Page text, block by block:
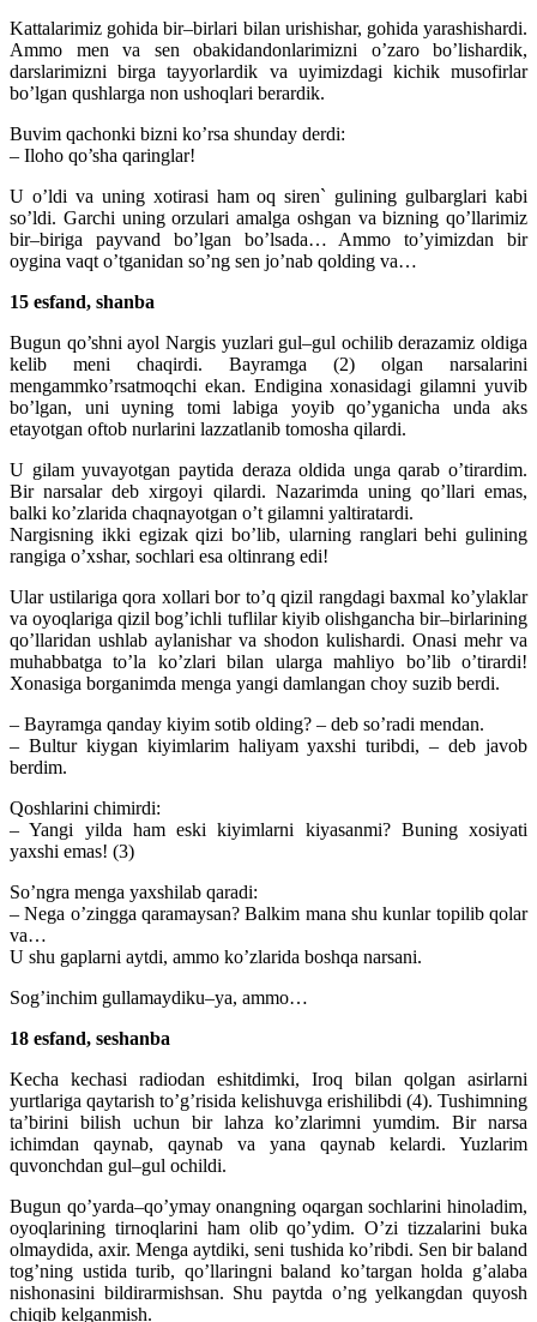
Kattalarimiz gohida bir–birlari bilan urishishar, gohida yarashishardi.
Ammo men va sen obakidandonlarimizni o’zaro bo’lishardik,
darslarimizni birga tayyorlardik va uyimizdagi kichik musofirlar
bo’lgan qushlarga non ushoqlari berardik.
Buvim qachonki bizni ko’rsa shunday derdi:
– Iloho qo’sha qaringlar!
U o’ldi va uning xotirasi ham oq siren` gulining gulbarglari kabi
so’ldi. Garchi uning orzulari amalga oshgan va bizning qo’llarimiz
bir–biriga payvand bo’lgan bo’lsada… Ammo to’yimizdan bir
oygina vaqt o’tganidan so’ng sen jo’nab qolding va…
15 esfand, shanba
Bugun qo’shni ayol Nargis yuzlari gul–gul ochilib derazamiz oldiga
kelib meni chaqirdi. Bayramga (2) olgan narsalarini
mengammko’rsatmoqchi ekan. Endigina xonasidagi gilamni yuvib
bo’lgan, uni uyning tomi labiga yoyib qo’yganicha unda aks
etayotgan oftob nurlarini lazzatlanib tomosha qilardi.
U gilam yuvayotgan paytida deraza oldida unga qarab o’tirardim.
Bir narsalar deb xirgoyi qilardi. Nazarimda uning qo’llari emas,
balki ko’zlarida chaqnayotgan o’t gilamni yaltiratardi.
Nargisning ikki egizak qizi bo’lib, ularning ranglari behi gulining
rangiga o’xshar, sochlari esa oltinrang edi!
Ular ustilariga qora xollari bor to’q qizil rangdagi baxmal ko’ylaklar
va oyoqlariga qizil bog’ichli tuflilar kiyib olishgancha bir–birlarining
qo’llaridan ushlab aylanishar va shodon kulishardi. Onasi mehr va
muhabbatga to’la ko’zlari bilan ularga mahliyo bo’lib o’tirardi!
Xonasiga borganimda menga yangi damlangan choy suzib berdi.
– Bayramga qanday kiyim sotib olding? – deb so’radi mendan.
– Bultur kiygan kiyimlarim haliyam yaxshi turibdi, – deb javob
berdim.
Qoshlarini chimirdi:
– Yangi yilda ham eski kiyimlarni kiyasanmi? Buning xosiyati
yaxshi emas! (3)
So’ngra menga yaxshilab qaradi:
– Nega o’zingga qaramaysan? Balkim mana shu kunlar topilib qolar
va…
U shu gaplarni aytdi, ammo ko’zlarida boshqa narsani.
Sog’inchim gullamaydiku–ya, ammo…
18 esfand, seshanba
Kecha kechasi radiodan eshitdimki, Iroq bilan qolgan asirlarni
yurtlariga qaytarish to’g’risida kelishuvga erishilibdi (4). Tushimning
ta’birini bilish uchun bir lahza ko’zlarimni yumdim. Bir narsa
ichimdan qaynab, qaynab va yana qaynab kelardi. Yuzlarim
quvonchdan gul–gul ochildi.
Bugun qo’yarda–qo’ymay onangning oqargan sochlarini hinoladim,
oyoqlarining tirnoqlarini ham olib qo’ydim. O’zi tizzalarini buka
olmaydida, axir. Menga aytdiki, seni tushida ko’ribdi. Sen bir baland
tog’ning ustida turib, qo’llaringni baland ko’targan holda g’alaba
nishonasini bildirarmishsan. Shu paytda o’ng yelkangdan quyosh
chiqib kelganmish.